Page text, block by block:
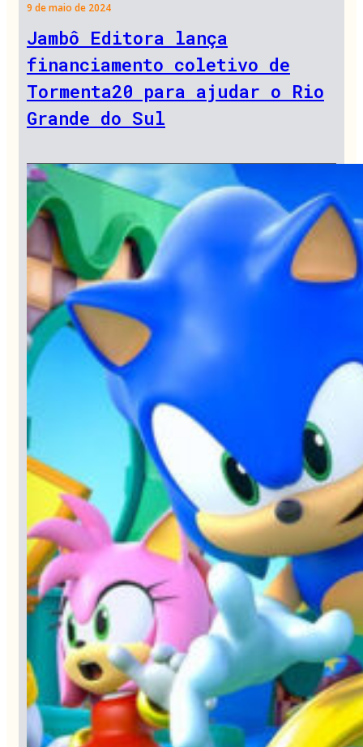
9 de maio de 2024
Jambô Editora lança
financiamento coletivo de
Tormenta20 para ajudar o Rio
Grande do Sul